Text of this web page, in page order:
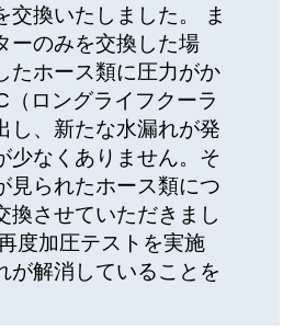
交換いたしました。 ま
ーのみを交換した場
たホース類に圧力がか
（ロングライフクーラ
し、新たな水漏れが発
少なくありません。そ
見られたホース類につ
換させていただきまし
度加圧テストを実施
が解消していることを